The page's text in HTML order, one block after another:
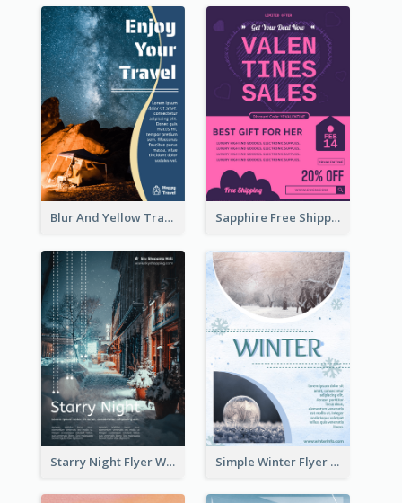
Blur And Yellow Travelling Flyer Decorated With Photo Sapphire Free Shipping Flyer Design Ideas
Starry Night Flyer With Street View Simple Winter Flyer With Snow Decorations